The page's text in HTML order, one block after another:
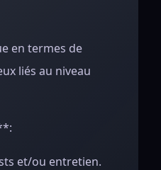
en termes de
liés au niveau
et/ou entretien.